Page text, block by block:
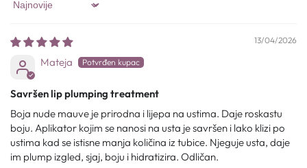
Sort by
13/04/2026
Mateja
Savršen lip plumping treatment
Boja nude mauve je prirodna i lijepa na ustima. Daje roskastu
boju. Aplikator kojim se nanosi na usta je savršen i lako klizi po
ustima kad se istisne manja količina iz tubice. Njeguje usta, daje
im plump izgled, sjaj, boju i hidratizira. Odličan.